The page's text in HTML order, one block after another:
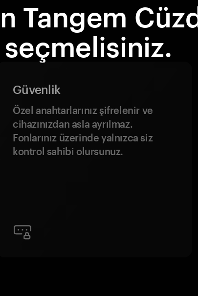
Tangem
seçmelisiniz.
Güvenlik
Özel anahtarlarınız şifrelenir ve
cihazınızdan asla ayrılmaz.
Fonlarınız üzerinde yalnızca siz
kontrol sahibi olursunuz.